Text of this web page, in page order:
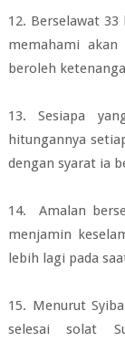
12. Berselawat
memahami
beroleh
13. Sesiapa
hitungannya
dengan syarat ia
14. Amalan
menjamin
lebih lagi pada
15. Menurut
selesai solat